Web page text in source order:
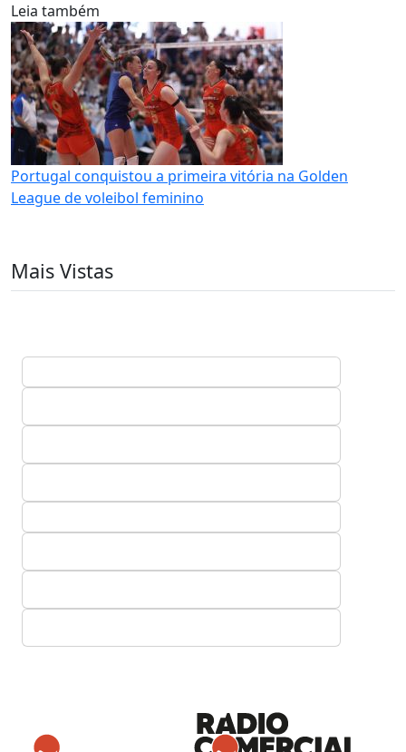
Leia também
Portugal conquistou a primeira vitória na Golden
League de voleibol feminino
Mais Vistas